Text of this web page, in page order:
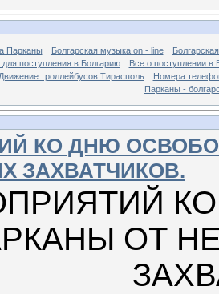
Парканы Болгарская музыка on - line
поступления в Болгарию
Все о поступлении в
Движение троллейбусов Тирасполь
Номера
Парканы -
КО ДНЮ
ЗАХВАТЧИКОВ.
ОТ